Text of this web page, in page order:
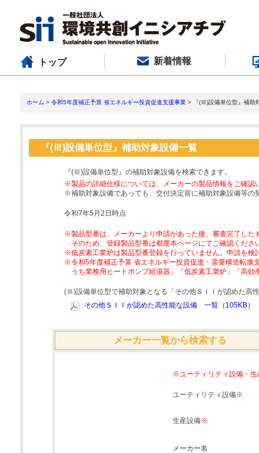
トップ 新着情報
ホーム > 令和5年度補正予算 省エネルギー投資促進支援事業 > 『(Ⅲ)設備単位型』補助
『(Ⅲ)設備単位型』補助対象設備一覧
『(Ⅲ)設備単位型』の補助対象設備を検索できます。
※製品の詳細仕様については、メーカーの製品情報をご確認
※補助対象設備であっても、交付決定前に補助対象設備等の
令和7年5月2日時点
※製品型番は、メーカーより申請があった後、審査完了した
そのため、登録製品型番は都度本ページにてご確認くださ
※低炭素工業炉は製品型番登録を行っていません。申請を検
※令和5年度補正予算 省エネルギー投資促進・需要構造転
うち業務用ヒートポンプ給湯器」「低炭素工業炉」「高
(Ⅲ)設備単位型で補助対象となる「その他ＳＩＩが認めた高
その他ＳＩＩが認めた高性能な設備 一覧（105KB）
メーカー一覧から検索する
※ユーティリティ設備・生
ユーティリティ設備※
生産設備※
メーカー名